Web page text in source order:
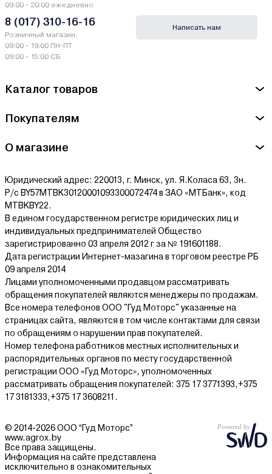
Каталог товаров
Покупателям
О магазине
Юридический адрес: 220013, г. Минск, ул. Я.Коласа 63, 3н.
Р/с BY57MTBK30120001093300072474 в ЗАО «МТБанк», код
MTBKBY22.
В едином государственном регистре юридических лиц и
индивидуальных предпринимателей Общество
зарегистрированно 03 апреля 2012 г за № 191601188.
Дата регистрации Интернет-мазагина в торговом реестре РБ
09 апреля 2014
Лицами уполномоченными продавцом рассматривать
обращения покупателей являются менеджеры по продажам.
Все номера телефонов ООО "Гуд Моторс" указанные на
страницах сайта, являются в том числе контактами для связи
по обращениям о нарушении прав покупателей.
Номер телефона работников местных исполнительных и
распорядительных органов по месту государственной
регистрации ООО «Гуд Моторс», уполномоченных
рассматривать обращения покупателей: 375 17 3771393,+375
17 3181333,+375 17 3608211.
09:00 - 20:00 ежедневно
8 (017) 310-16-16
Розничный магазин,
09:00 - 19:00 ПН-ПТ
09:00 - 15:00 СБ
Написать нам
© 2014-2026 ООО “Гуд Моторс”
www.agrox.by
Все права защищены.
Информация на сайте представлена
исключительно в ознакомительных